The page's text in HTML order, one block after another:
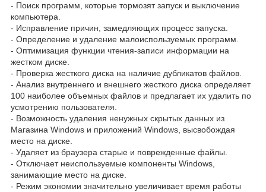
- Поиск программ, которые тормозят запуск и выключение
компьютера.
- Исправление причин, замедляющих процесс запуска.
- Определение и удаление малоиспользуемых программ.
- Оптимизация функции чтения-записи информации на
жестком диске.
- Проверка жесткого диска на наличие дубликатов файлов.
- Анализ внутреннего и внешнего жесткого диска определяет
100 наиболее объемных файлов и предлагает их удалить по
усмотрению пользователя.
- Возможность удаления ненужных скрытых данных из
Магазина Windows и приложений Windows, высвобождая
место на диске.
- Удаляет из браузера старые и поврежденные файлы.
- Отключает неиспользуемые компоненты Windows,
занимающие место на диске.
- Режим экономии значительно увеличивает время работы